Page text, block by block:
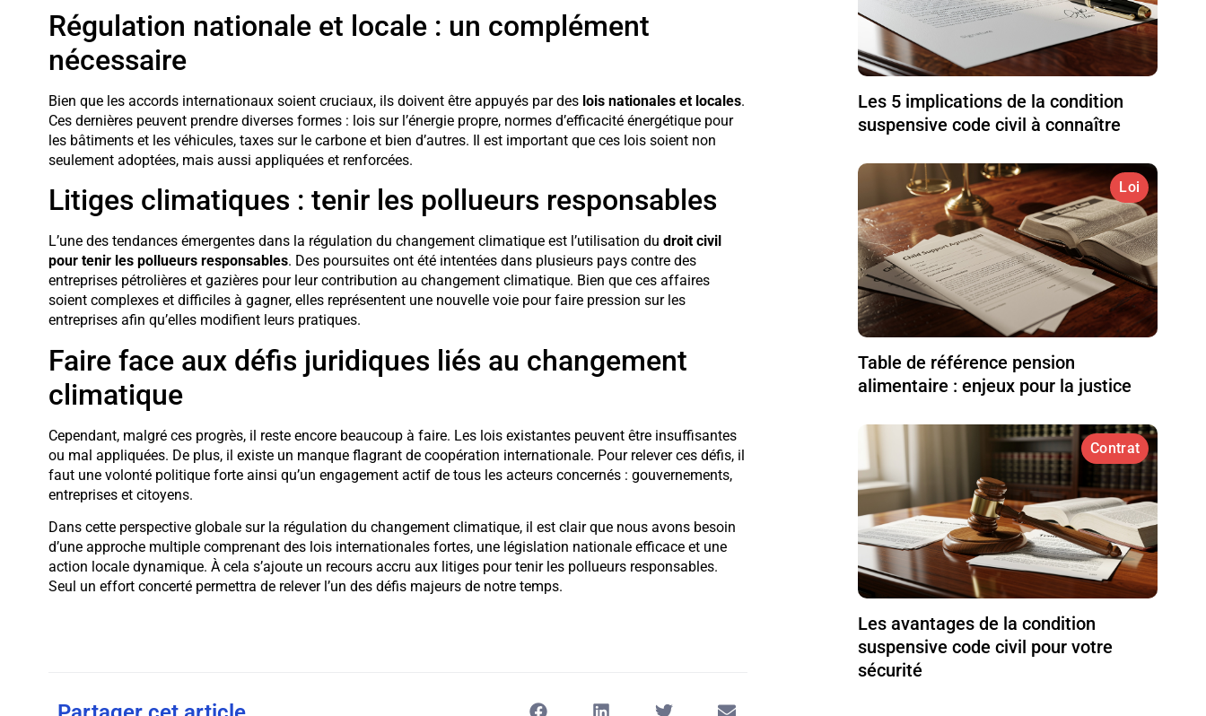
Régulation nationale et locale : un complément
nécessaire
Bien que les accords internationaux soient cruciaux, ils doivent être appuyés par des lois nationales et locales.
Ces dernières peuvent prendre diverses formes : lois sur l’énergie propre, normes d’efficacité énergétique pour
les bâtiments et les véhicules, taxes sur le carbone et bien d’autres. Il est important que ces lois soient non
seulement adoptées, mais aussi appliquées et renforcées.
Litiges climatiques : tenir les pollueurs responsables
L’une des tendances émergentes dans la régulation du changement climatique est l’utilisation du droit civil
pour tenir les pollueurs responsables. Des poursuites ont été intentées dans plusieurs pays contre des
entreprises pétrolières et gazières pour leur contribution au changement climatique. Bien que ces affaires
soient complexes et difficiles à gagner, elles représentent une nouvelle voie pour faire pression sur les
entreprises afin qu’elles modifient leurs pratiques.
Faire face aux défis juridiques liés au changement
climatique
Cependant, malgré ces progrès, il reste encore beaucoup à faire. Les lois existantes peuvent être insuffisantes
ou mal appliquées. De plus, il existe un manque flagrant de coopération internationale. Pour relever ces défis, il
faut une volonté politique forte ainsi qu’un engagement actif de tous les acteurs concernés : gouvernements,
entreprises et citoyens.
Dans cette perspective globale sur la régulation du changement climatique, il est clair que nous avons besoin
d’une approche multiple comprenant des lois internationales fortes, une législation nationale efficace et une
action locale dynamique. À cela s’ajoute un recours accru aux litiges pour tenir les pollueurs responsables.
Seul un effort concerté permettra de relever l’un des défis majeurs de notre temps.
Les 5 implications de la condition
suspensive code civil à connaître
Loi
Table de référence pension
alimentaire : enjeux pour la justice
Contrat
Les avantages de la condition
suspensive code civil pour votre
sécurité